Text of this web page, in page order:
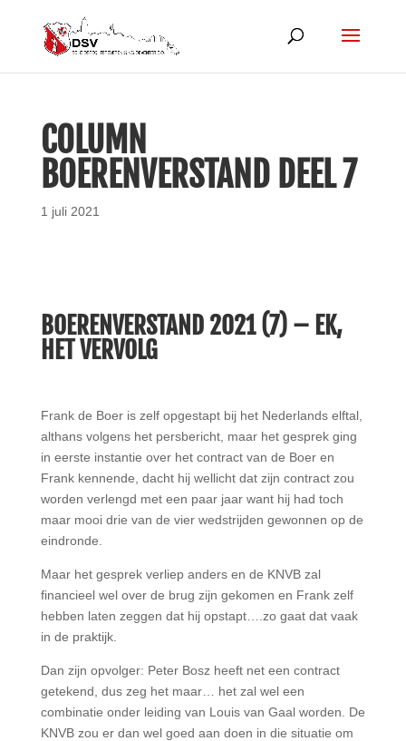
COLUMN
BOERENVERSTAND DEEL 7
1 juli 2021
BOERENVERSTAND 2021 (7) – EK,
HET VERVOLG
Frank de Boer is zelf opgestapt bij het Nederlands elftal,
althans volgens het persbericht, maar het gesprek ging
in eerste instantie over het contract van de Boer en
Frank kennende, dacht hij wellicht dat zijn contract zou
worden verlengd met een paar jaar want hij had toch
maar mooi drie van de vier wedstrijden gewonnen op de
eindronde.
Maar het gesprek verliep anders en de KNVB zal
financieel wel over de brug zijn gekomen en Frank zelf
hebben laten zeggen dat hij opstapt….zo gaat dat vaak
in de praktijk.
Dan zijn opvolger: Peter Bosz heeft net een contract
getekend, dus zeg het maar… het zal wel een
combinatie onder leiding van Louis van Gaal worden. De
KNVB zou er dan wel goed aan doen in die situatie om